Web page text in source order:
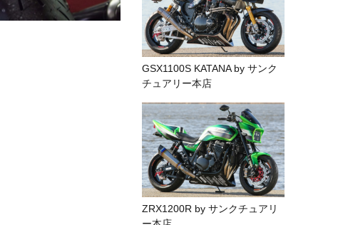
GSX1100S KATANA by サンク
チュアリー本店
ZRX1200R by サンクチュアリ